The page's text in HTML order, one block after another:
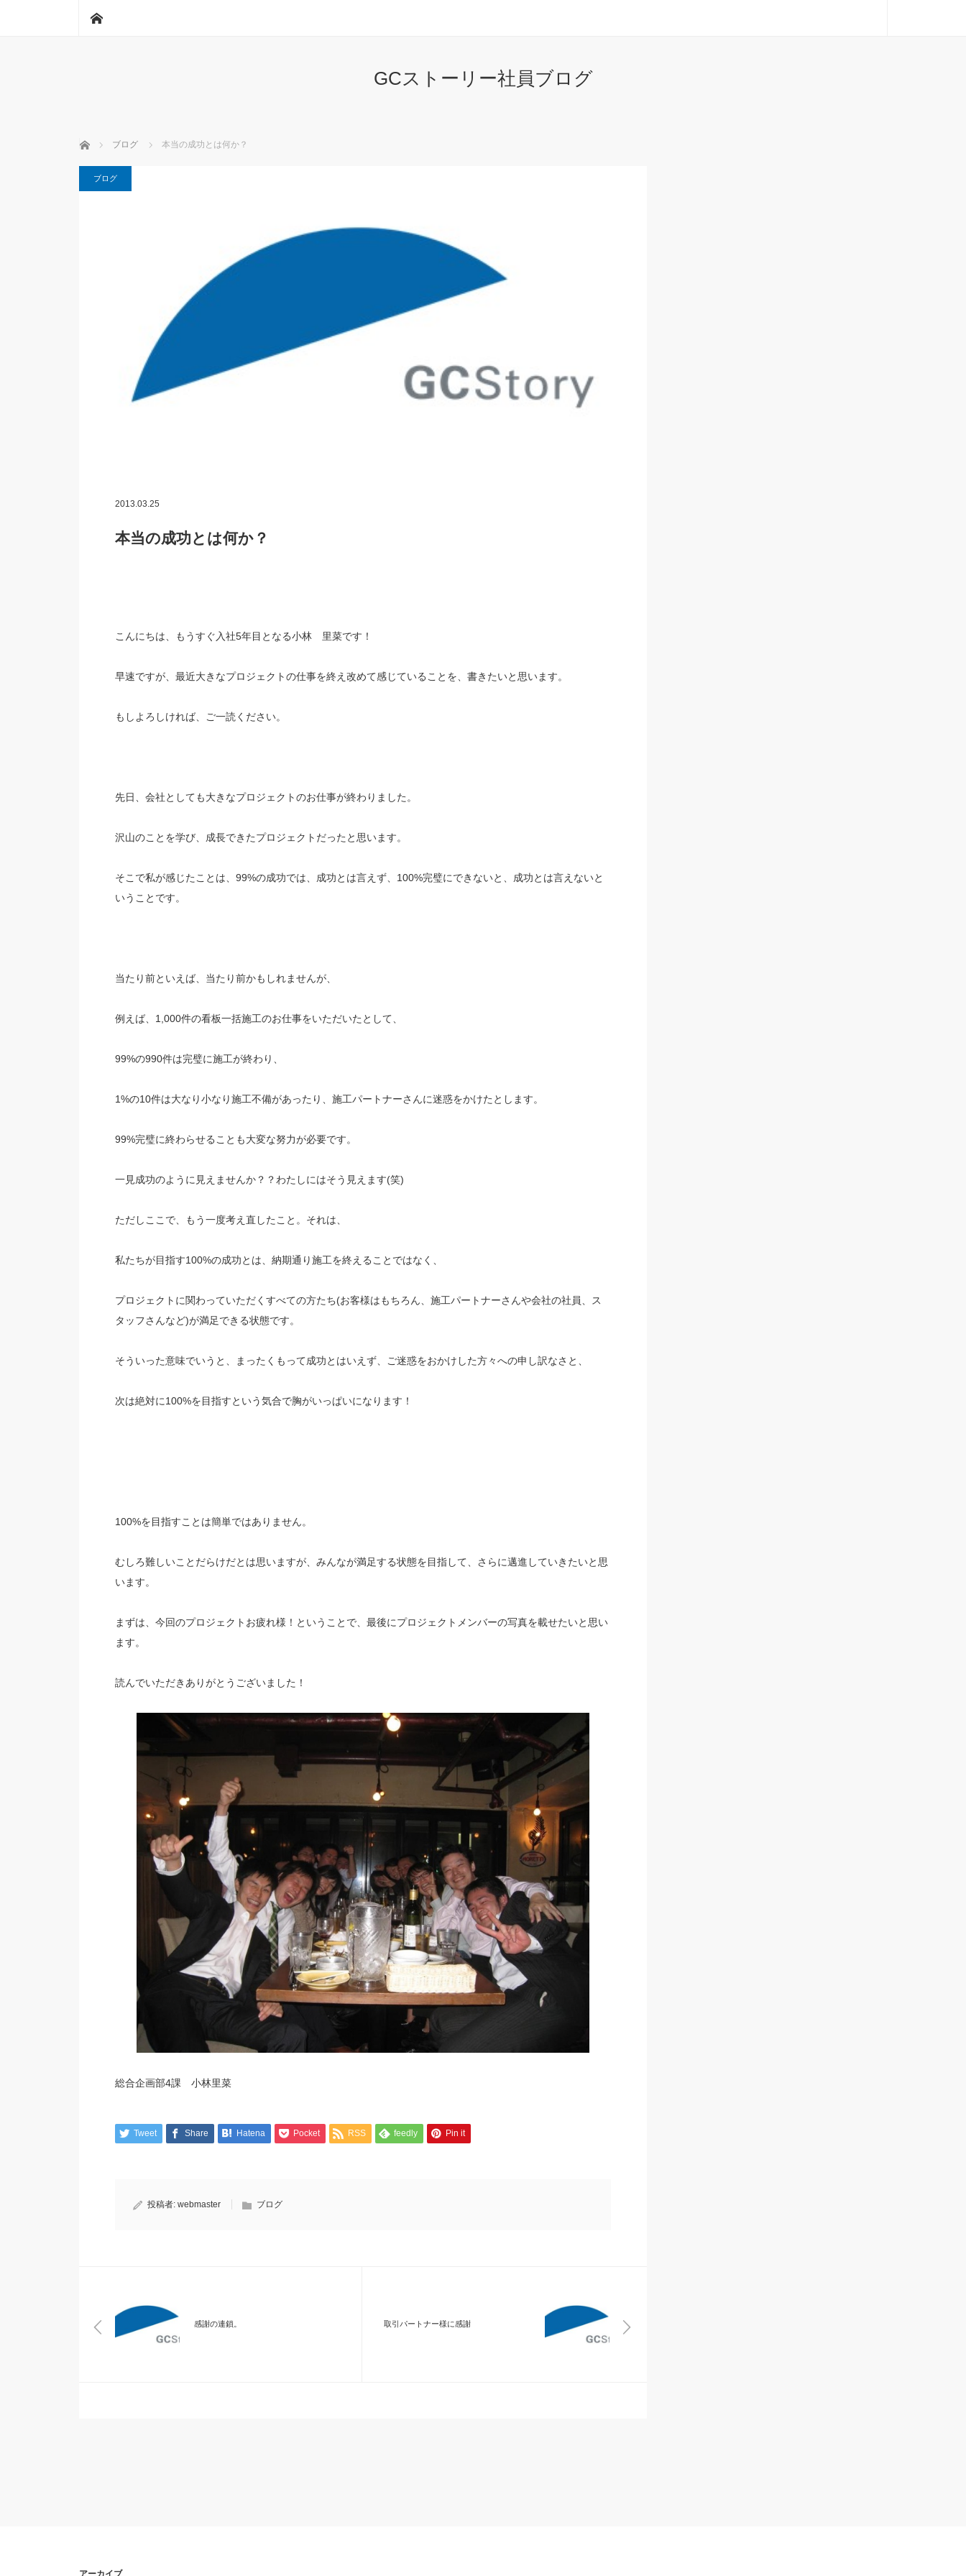
GCストーリー社員ブログ
ホーム ブログ 本当の成功とは何か？
ブログ
2013.03.25
本当の成功とは何か？
こんにちは、もうすぐ入社5年目となる小林 里菜です！
早速ですが、最近大きなプロジェクトの仕事を終え改めて感じていることを、書きたいと思います。
もしよろしければ、ご一読ください。
先日、会社としても大きなプロジェクトのお仕事が終わりました。
沢山のことを学び、成長できたプロジェクトだったと思います。
そこで私が感じたことは、99%の成功では、成功とは言えず、100%完璧にできないと、成功とは言えないと
いうことです。
当たり前といえば、当たり前かもしれませんが、
例えば、1,000件の看板一括施工のお仕事をいただいたとして、
99%の990件は完璧に施工が終わり、
1%の10件は大なり小なり施工不備があったり、施工パートナーさんに迷惑をかけたとします。
99%完璧に終わらせることも大変な努力が必要です。
一見成功のように見えませんか？？わたしにはそう見えます(笑)
ただしここで、もう一度考え直したこと。それは、
私たちが目指す100%の成功とは、納期通り施工を終えることではなく、
プロジェクトに関わっていただくすべての方たち(お客様はもちろん、施工パートナーさんや会社の社員、ス
タッフさんなど)が満足できる状態です。
そういった意味でいうと、まったくもって成功とはいえず、ご迷惑をおかけした方々への申し訳なさと、
次は絶対に100%を目指すという気合で胸がいっぱいになります！
100%を目指すことは簡単ではありません。
むしろ難しいことだらけだとは思いますが、みんなが満足する状態を目指して、さらに邁進していきたいと思
います。
まずは、今回のプロジェクトお疲れ様！ということで、最後にプロジェクトメンバーの写真を載せたいと思い
ます。
読んでいただきありがとうございました！
総合企画部4課 小林里菜
Tweet Share Hatena Pocket RSS feedly Pin it
投稿者: webmaster ブログ
感謝の連鎖。 取引パートナー様に感謝
アーカイブ